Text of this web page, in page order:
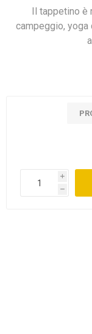
Il tappetino è
campeggio,
i
h